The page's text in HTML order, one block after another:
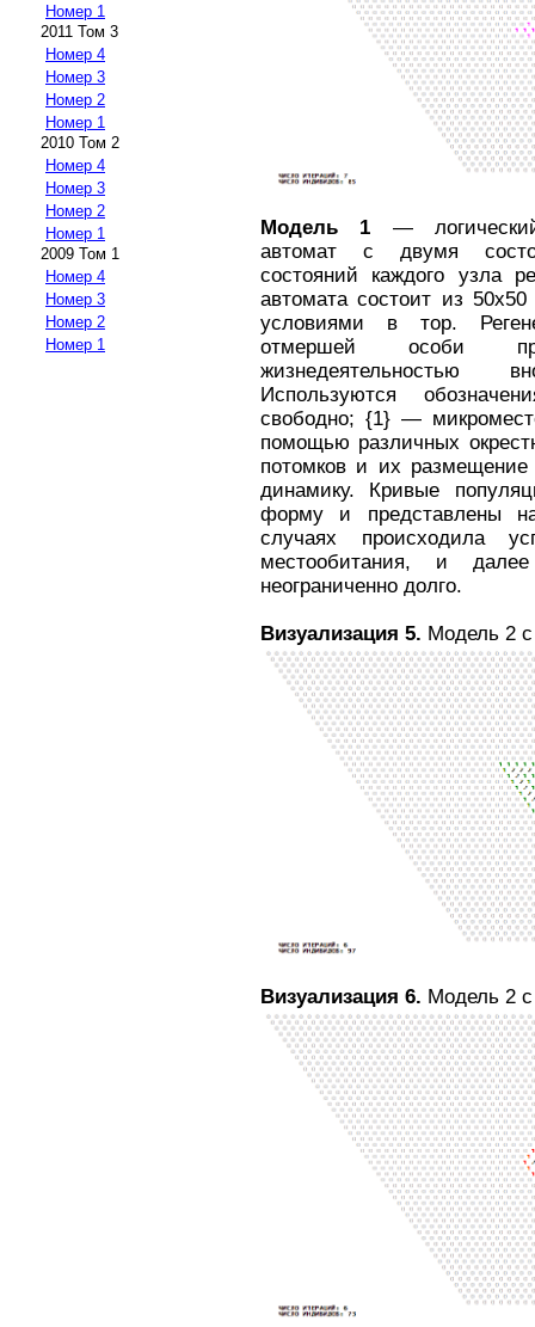
Номер 1
2011 Том 3
Номер 4
Номер 3
Номер 2
Номер 1
2010 Том 2
Номер 4
Номер 3
Номер 2
Номер 1
2009 Том 1
Номер 4
Номер 3
Номер 2
Номер 1
Модель 1 —
автомат с двумя
состояний каждого узла
автомата состоит из
условиями в тор.
отмершей особи
жизнедеятельностью
Используются
свободно; {1} —
помощью различных
потомков и их размещение
динамику. Кривые
форму и представлены
случаях происходила
местообитания, и
неограниченно долго.
Визуализация 5. Модель 2
Визуализация 6. Модель 2 с